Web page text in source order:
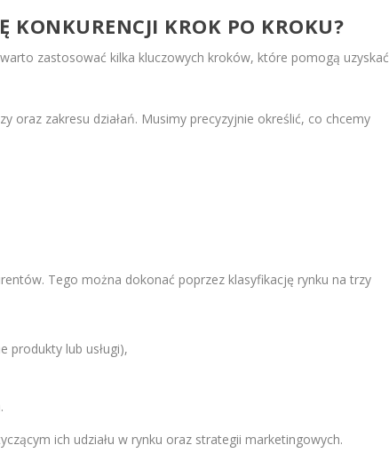
KONKURENCJI KROK PO KROKU?
zastosować kilka kluczowych kroków, które pomogą uzyskać
oraz zakresu działań. Musimy precyzyjnie określić, co chcemy
Tego można dokonać poprzez klasyfikację rynku na trzy
produkty lub usługi),
ich udziału w rynku oraz strategii marketingowych.